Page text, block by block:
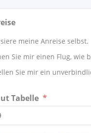
meine Anreise selbst.
Sie mir einen Flug, wie
Sie mir ein
Tabelle